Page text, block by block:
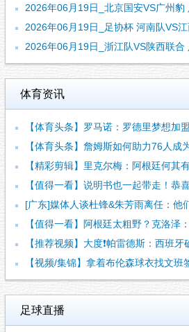
2026年06月19日_北京国安VS广州豹 足协杯
2026年06月19日_足协杯 河南队VS江西庐山
2026年06月19日_浙江队VS陕西联合 足协杯
体育资讯
【体育头条】罗马诺：罗德里梦想加盟皇
【体育头条】詹姆斯如何助力76人成为
【精彩剪辑】里克尔梅：阿根廷何其有幸
【值得一看】说明书也一起带走！恭喜定
[广东]媒体人谈杜锋&朱芳雨离任：他们
【值得一看】阿根廷太粗野？克洛泽：这
【推荐视频】大度❗️帕雷德斯：西班牙
【视频/集锦】拿着布伦森球衣找文班签
足球直播